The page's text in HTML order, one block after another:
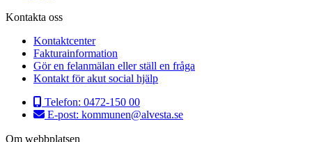
Kontakta oss
Kontaktcenter
Fakturainformation
Gör en felanmälan eller ställ en fråga
Kontakt för akut social hjälp
Telefon: 0472-150 00
E-post: kommunen@alvesta.se
Om webbplatsen